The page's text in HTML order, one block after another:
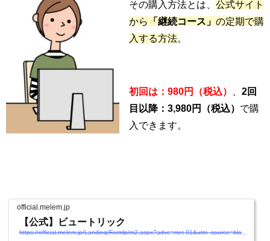
その購入方法とは、 公式サイト
から
「継続コース」 の定期で購
入する方法。
初回は：980円（税込）
2回
目以降：3,980円（税込） で購
入できます。
official.melem.jp
【公式】ビュートリック